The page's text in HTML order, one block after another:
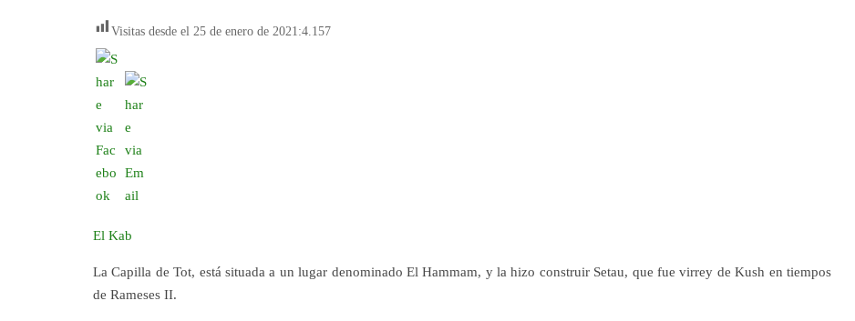
Visitas desde el 25 de enero de 2021:4.157
El Kab
La Capilla de Tot, está situada a un lugar denominado El Hammam, y la hizo construir Setau, que fue virrey de Kush en tiempos
de Rameses II.